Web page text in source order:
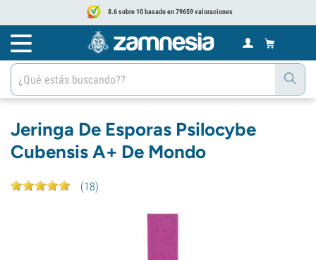
8.6 sobre 10 basado en 79659 valoraciones
Jeringa De Esporas Psilocybe
Cubensis A+ De Mondo
(18)